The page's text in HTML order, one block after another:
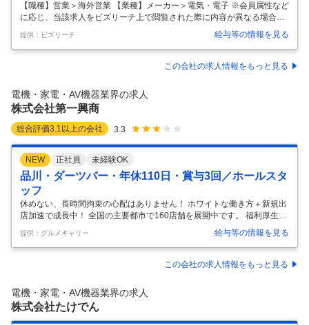
ニクスのグローバル専門商社
【職種】営業＞海外営業 【業種】メーカー＞電気・電子 ※会員属性など
に応じ、当該求人をビズリーチ上で閲覧された際に内容が異なる場合が
あります 【当社について】 当社は、電子部品・半導体の独立系商社とし
て、国内外の多様な製品や技術を組み合わせ、お客様の課題を解決して
きました。 特定のメーカーに縛られない幅広い提案力と、多岐にわたる
事業展開が強みです。 近年ではM&Aを積極的に進め、70社以上をグル
業、さらには飲食やスポーツなど幅広い分野へ事業を拡大。東証プライ
ム上場企業として安定基盤を持ちながらも、挑戦を続けています。 ま
た、グロー…
提供：ビズリーチ 給与等の情報を見る
この会社の求人情報をもっと見る
電機・家電・AV機器業界の求人
株式会社第一興商
総合評価3.1 以上の会社 3.3
NEW 正社員 未経験OK
品川・ダーツバー・年休110日・賞与3回／ホールスタ
ッフ
休めない、長時間拘束の心配はありません！ ホワイトな働き方＋新規出
店加速で成長中！ 全国の主要都市で160店舗を展開中です。 福利厚生が
充実した上場企業で安心のキャリアを形成しませんか！ 「カラオケDA
M」「ビッグエコー」の運営を行っている株式会社第一興商では、飲食
店運営に注力し全国に26業態160店舗以上の店舗を展開中。「落ち着い
た大人のダイニングレストラン」をコンセプトに和・洋・エスニック・
とで高いクオリティを保ちコロナが明けた後、業績は順調に伸び続けて
います！今後も全国の主要都市にて出店が続くのでポジションもたくさ
んありま…
提供：グルメキャリー 給与等の情報を見る
この会社の求人情報をもっと見る
電機・家電・AV機器業界の求人
株式会社たけでん